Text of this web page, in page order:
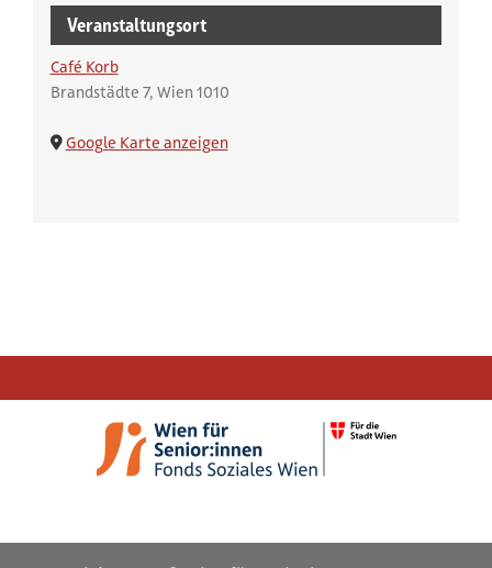
Veranstaltungsort
Café Korb
Brandstädte 7 Wien 1010
Google Karte anzeigen